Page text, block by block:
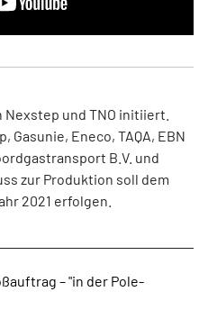
Nexstep und TNO initiiert.
Gasunie, Eneco, TAQA, EBN
B.V. und
zur Produktion soll dem
2021 erfolgen.
– "in der Pole-